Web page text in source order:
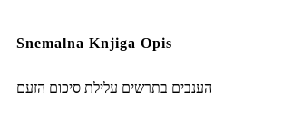
Snemalna Knjiga Opis
הענבים בתרשים עלילת סיכום הזעם